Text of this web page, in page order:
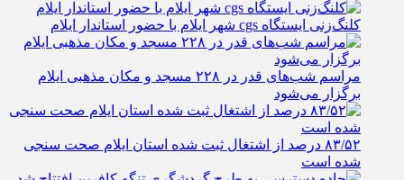
کلنگ‌زنی ایستگاه cgs شهر ایلام با حضور استاندار ایلام
مراسم شب‌های قدر در ۲۲۸ مسجد و مکان مذهبی ایلام
برگزار می‌شود
۸۳/۵۲ درصد از اشتغال ثبت شده استان ایلام صحت سنجی
شده است